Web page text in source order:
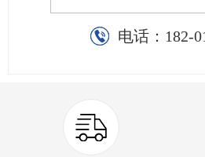
电话： 182-